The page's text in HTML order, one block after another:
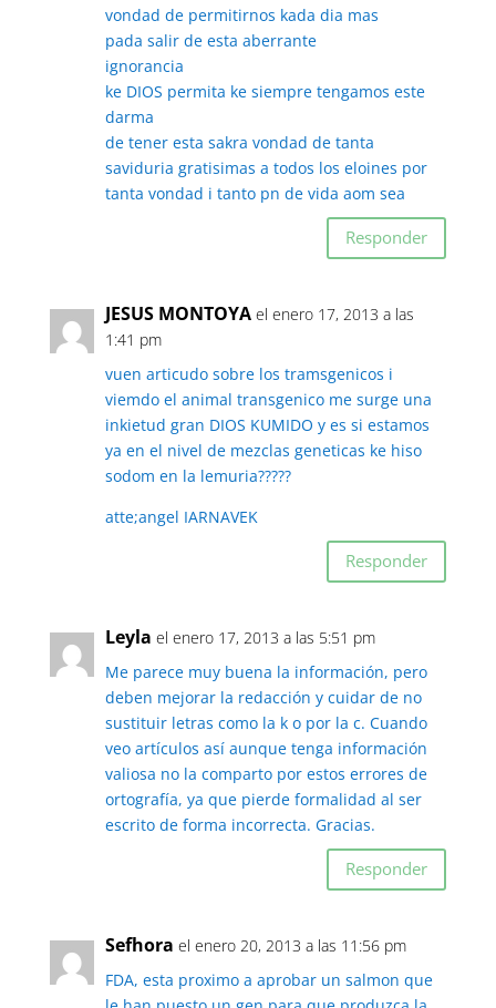
vondad de permitirnos kada dia mas
pada salir de esta aberrante
ignorancia
ke DIOS permita ke siempre tengamos este
darma
de tener esta sakra vondad de tanta
saviduria gratisimas a todos los eloines por
tanta vondad i tanto pn de vida aom sea
Responder
JESUS MONTOYA el enero 17, 2013 a las
1:41 pm
vuen articudo sobre los tramsgenicos i
viemdo el animal transgenico me surge una
inkietud gran DIOS KUMIDO y es si estamos
ya en el nivel de mezclas geneticas ke hiso
sodom en la lemuria?????
atte;angel IARNAVEK
Responder
Leyla el enero 17, 2013 a las 5:51 pm
Me parece muy buena la información, pero
deben mejorar la redacción y cuidar de no
sustituir letras como la k o por la c. Cuando
veo artículos así aunque tenga información
valiosa no la comparto por estos errores de
ortografía, ya que pierde formalidad al ser
escrito de forma incorrecta. Gracias.
Responder
Sefhora el enero 20, 2013 a las 11:56 pm
FDA, esta proximo a aprobar un salmon que